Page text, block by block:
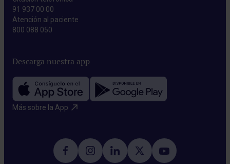
91 937 00 00
Atención al paciente
800 088 050
Descarga nuestra app
Más sobre la App​